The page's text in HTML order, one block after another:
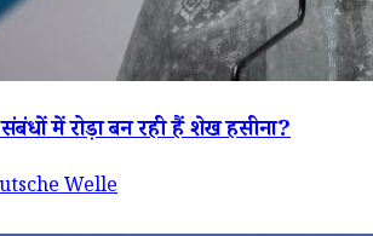
में रोड़ा बन रही हैं शेख हसीना?
Welle